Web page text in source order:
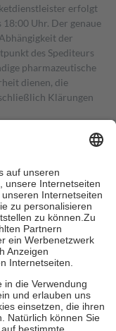
erfolgt
Uhr. Der genaue
der
des Spediteurs
pharmazeutische
dienen, die
Klärungen
der Arzt ein
in der Regel die
davon als Zuzahlung
in Höhe von zehn
fünf Euro
als die tatsächlichen
Apotheken.
beträgt die
Euro je